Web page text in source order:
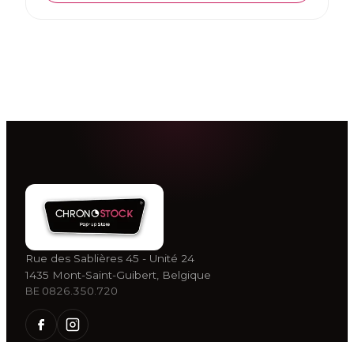
Rue des Sablières 45 - Unité 24
1435 Mont-Saint-Guibert, Belgique
BE 0826.350.720